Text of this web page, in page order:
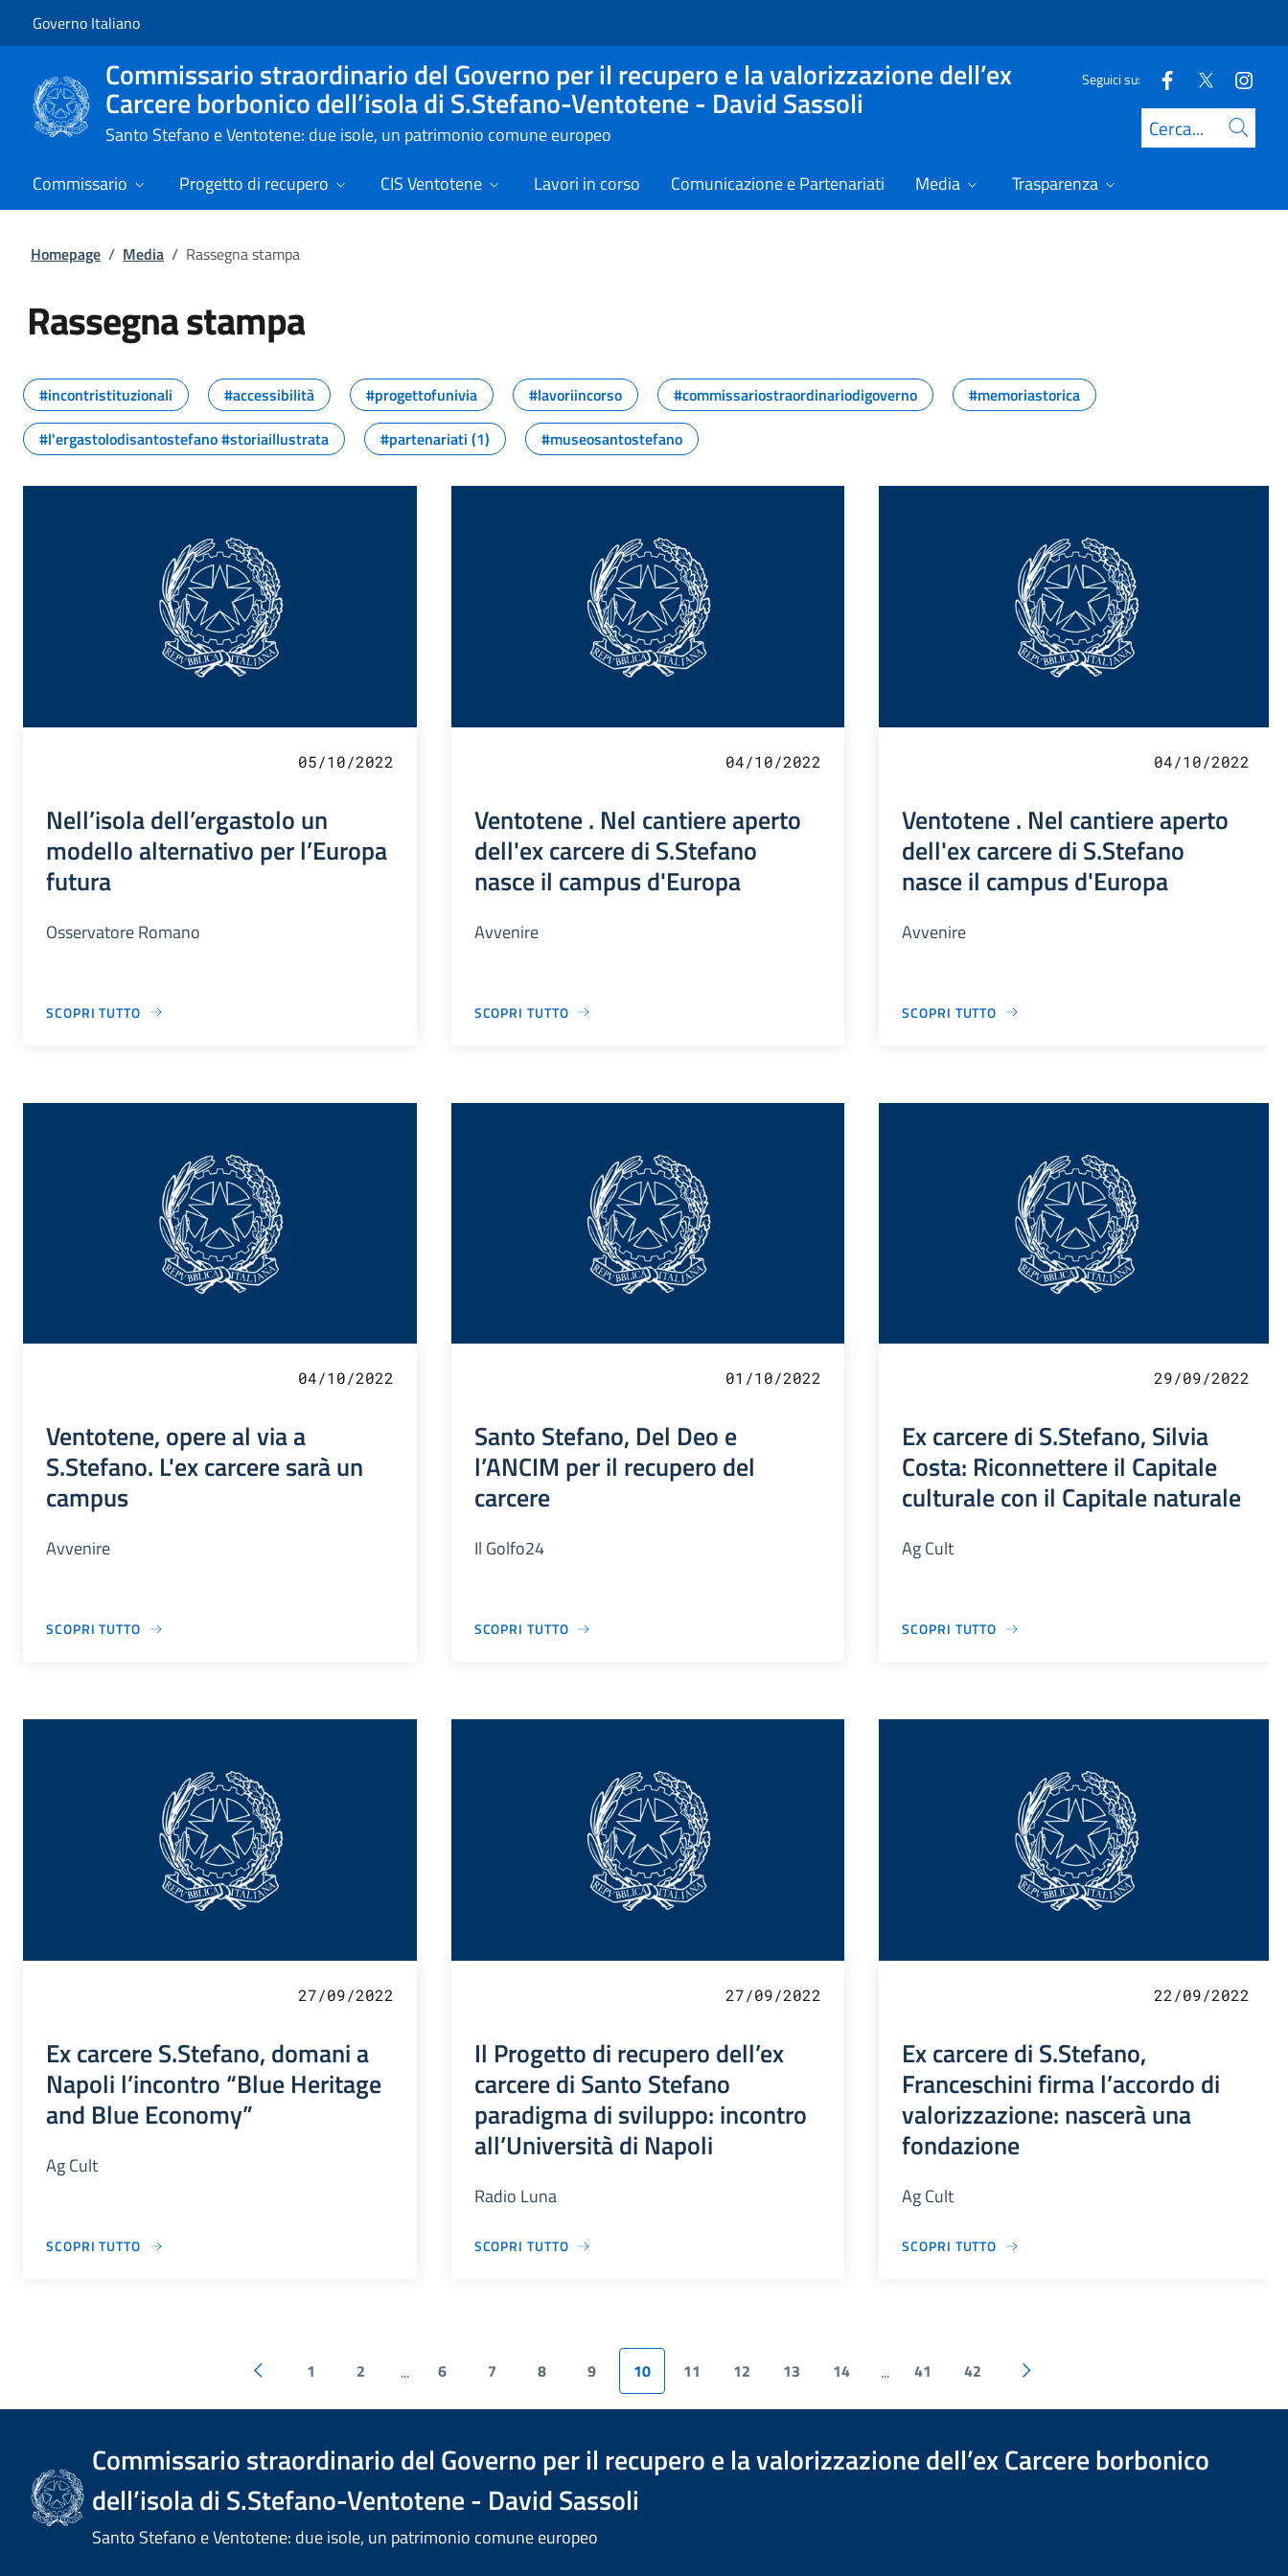
Governo Italiano
Commissario straordinario del Governo per il recupero e la valorizzazione dell’ex
Carcere borbonico dell’isola di S.Stefano-Ventotene - David Sassoli
Santo Stefano e Ventotene: due isole, un patrimonio comune europeo
Seguici su:
Cerca
Commissario Progetto di recupero CIS Ventotene Lavori in corso Comunicazione e Partenariati Media Trasparenza
Homepage / Media / Rassegna stampa
Rassegna stampa
Tutti i contenuti della pagina Rassegna stampa
#incontristituzionali #accessibilità #progettofunivia #lavoriincorso #commissariostraordinariodigoverno
#memoriastorica
#l'ergastolodisantostefano #storiaillustrata
#partenariati (1) #museosantostefano
05/10/2022
Nell’isola dell’ergastolo un
modello alternativo per l’Europa
futura
Osservatore Romano
SCOPRI TUTTO
04/10/2022
Ventotene . Nel cantiere aperto
dell'ex carcere di S.Stefano
nasce il campus d'Europa
Avvenire
SCOPRI TUTTO
04/10/2022
Ventotene . Nel cantiere aperto
dell'ex carcere di S.Stefano
nasce il campus d'Europa
Avvenire
SCOPRI TUTTO
04/10/2022
Ventotene, opere al via a
S.Stefano. L'ex carcere sarà un
campus
Avvenire
SCOPRI TUTTO
01/10/2022
Santo Stefano, Del Deo e
l’ANCIM per il recupero del
carcere
Il Golfo24
SCOPRI TUTTO
29/09/2022
Ex carcere di S.Stefano, Silvia
Costa: Riconnettere il Capitale
culturale con il Capitale naturale
Ag Cult
SCOPRI TUTTO
27/09/2022
Ex carcere S.Stefano, domani a
Napoli l’incontro “Blue Heritage
and Blue Economy”
Ag Cult
SCOPRI TUTTO
27/09/2022
Il Progetto di recupero dell’ex
carcere di Santo Stefano
paradigma di sviluppo: incontro
all’Università di Napoli
Radio Luna
SCOPRI TUTTO
22/09/2022
Ex carcere di S.Stefano,
Franceschini firma l’accordo di
valorizzazione: nascerà una
fondazione
Ag Cult
SCOPRI TUTTO
1 2 ... 6 7 8 9 10 11 12 13 14 ... 41 42
Commissario straordinario del Governo per il recupero e la valorizzazione dell’ex Carcere borbonico
dell’isola di S.Stefano-Ventotene - David Sassoli
Santo Stefano e Ventotene: due isole, un patrimonio comune europeo